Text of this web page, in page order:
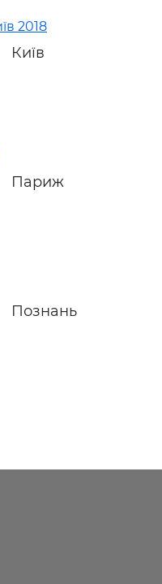
2018
Київ
Париж
Познань